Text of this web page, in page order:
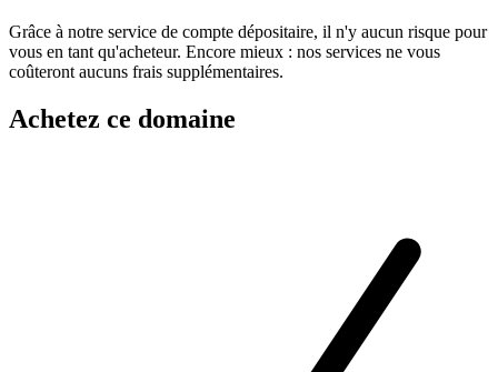
Grâce à notre service de compte dépositaire, il n'y aucun risque pour
vous en tant qu'acheteur. Encore mieux : nos services ne vous
coûteront aucuns frais supplémentaires.
Achetez ce domaine